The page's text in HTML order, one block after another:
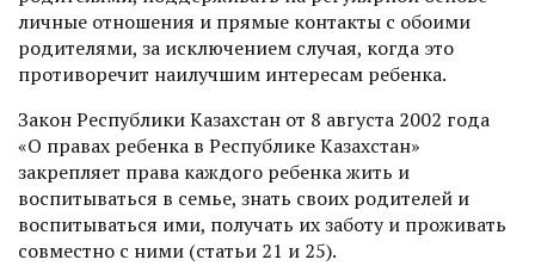
личные отношения и прямые контакты с обоими
родителями, за исключением случая, когда это
противоречит наилучшим интересам ребенка.
Закон Республики Казахстан от 8 августа 2002 года
«О правах ребенка в Республике Казахстан»
закрепляет права каждого ребенка жить и
воспитываться в семье, знать своих родителей и
воспитываться ими, получать их заботу и проживать
совместно с ними (статьи 21 и 25).